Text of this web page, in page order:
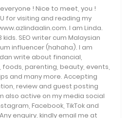
everyone ! Nice to meet, you !
for visiting and reading my
I am Linda.
kids. SEO writer cum Malaysian
influencer (hahaha). I am
write about financial,
foods, parenting, beauty, events,
and many more. Accepting
review and guest posting
also active on my media social
Facebook, TikTok and
enquiry, kindly email me at